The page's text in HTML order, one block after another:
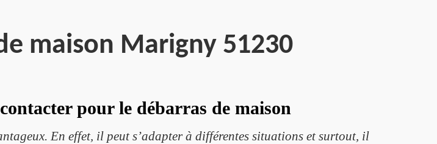
maison Marigny 51230
pour le débarras de maison
En effet, il peut s’adapter à différentes situations et surtout, il